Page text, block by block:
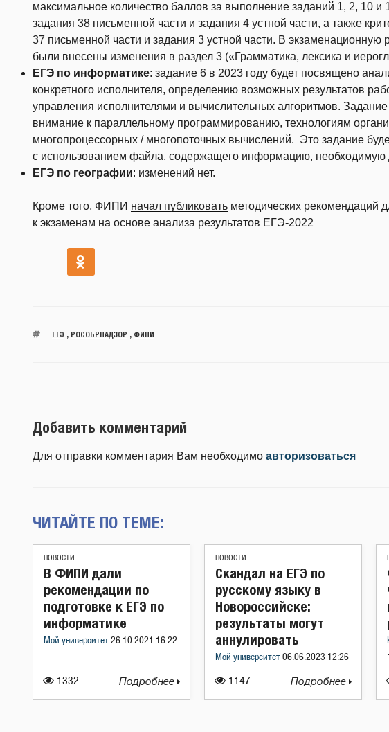
максимальное количество баллов за выполнение заданий 1, 2, 10
задания 38 письменной части и задания 4 устной части, а также
37 письменной части и задания 3 устной части. В экзаменационную
были внесены изменения в раздел 3 («Грамматика, лексика и
ЕГЭ по информатике: задание 6 в 2023 году будет посвящено
конкретного исполнителя, определению возможных результатов
управления исполнителями и вычислительных алгоритмов.
внимание к параллельному программированию, технологиям
многопроцессорных / многопоточных вычислений. Это задание
с использованием файла, содержащего информацию, необходимую
ЕГЭ по географии: изменений нет.
Кроме того, ФИПИ начал публиковать методических рекомендаций
к экзаменам на основе анализа результатов ЕГЭ-2022
ЕГЭ , РОСОБРНАДЗОР , ФИПИ
Добавить комментарий
Для отправки комментария Вам необходимо авторизоваться
ЧИТАЙТЕ ПО ТЕМЕ:
НОВОСТИ
1332
В ФИПИ дали
рекомендации по
подготовке к ЕГЭ по
информатике
Мой университет 26.10.2021 16:22
Подробнее
НОВОСТИ
1147
Скандал на ЕГЭ по
русскому языку в
Новороссийске:
результаты могут
аннулировать
Мой университет 06.06.2023 12:26
Подробнее